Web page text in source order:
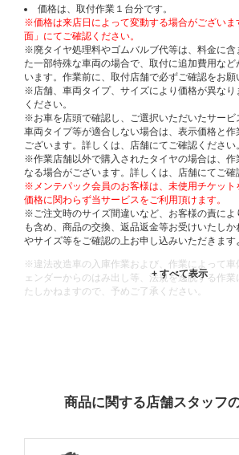
価格は、取付作業１台分です。
※価格は来店日によって変動する場合がございま
面」にてご確認ください。
※廃タイヤ処理料やゴムバルブ代等は、料金に含
た一部特殊な車両の場合で、取付に追加費用な
います。作業前に、取付店舗で必ずご確認をお願
※店舗、車両タイプ、サイズにより価格が異なり
ください。
※お車を店頭で確認し、ご選択いただいたサービ
車両タイプ等が適合しない場合は、表示価格と
ございます。詳しくは、店舗にてご確認ください。
※作業店舗以外で購入されたタイヤの場合は、作
なる場合がございます。詳しくは、店舗にてご確
※メンテパック会員のお客様は、未使用チケット
価格に関わらず当サービスをご利用頂けます。
※ご注文時のサイズ間違いなど、お客様の責によ
も含め、商品の交換、返品返金等お受けいたし
やサイズ等をご確認の上お申し込みいただきます
※違法改造車の入庫作業および、作業によって車
ェンダーからのはみ出し等、法規を逸脱する作
たしかねますので、予めご了承ください。
商品に関する店舗スタッフ